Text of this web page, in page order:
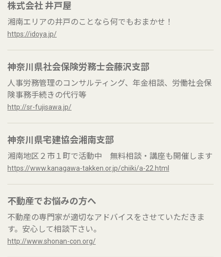
株式会社 井戸屋
湘南エリアの井戸のことなら何でもおまかせ！
https://idoya.jp/
神奈川県社会保険労務士会藤沢支部
人事労務管理のコンサルティング、年金相談、労働社会保
険事務手続きの代行等
http://sr-fujisawa.jp/
神奈川県宅建協会湘南支部
湘南地区２市１町で活動中 無料相談・講座も開催します
https://www.kanagawa-takken.or.jp/chiiki/a-22.html
不動産でお悩みの方へ
不動産の専門家が適切なアドバイスをさせていただきま
す。安心して相談下さい。
http://www.shonan-con.org/